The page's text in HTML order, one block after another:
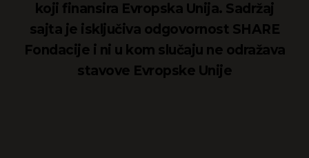
koji finansira Evropska Unija. Sadržaj
sajta je isključiva odgovornost SHARE
Fondacije i ni u kom slučaju ne odražava
stavove Evropske Unije